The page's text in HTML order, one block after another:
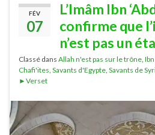
FÉV
07
L’Imâm Ibn
confirme que
n’est pas un
Classé dans Allah n'est pas sur le trône,
Chafi'ites, Savants d'Egypte, Savants de
►Verset